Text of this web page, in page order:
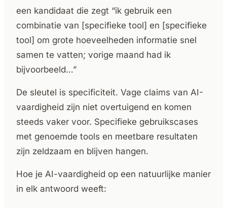
een kandidaat die zegt “ik gebruik een
combinatie van [specifieke tool] en [specifieke
tool] om grote hoeveelheden informatie snel
samen te vatten; vorige maand had ik
bijvoorbeeld…”
De sleutel is specificiteit. Vage claims van AI-
vaardigheid zijn niet overtuigend en komen
steeds vaker voor. Specifieke gebruikscases
met genoemde tools en meetbare resultaten
zijn zeldzaam en blijven hangen.
Hoe je AI-vaardigheid op een natuurlijke manier
in elk antwoord weeft: